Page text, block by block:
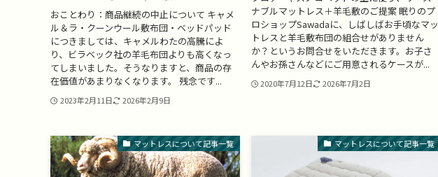
おことわり：商品継続の中止について キャメ
ル＆ラ・クーンウール敷布団・ベッドパッド
につきましては、キャメルわたの高騰によ
り、ビラベック社の羊毛布団よりも高くなっ
てしまいました。そうなりますと、商品の存
在価値があまりなくなります。 残念です...
2023年2月11日 2026年2月9日
ナブルマットレス＋羊毛敷のご提案 眠りのプ
ロショップSawadaに、しばしばお手頃なマッ
トレスと羊毛敷布団の組合せがありません
か？というお問合せをいただきます。お子さ
んやお孫さんなどにご用意されるケースが...
2020年7月12日 2026年7月2日
マットレスについて記事一覧 マットレスについて記事一覧